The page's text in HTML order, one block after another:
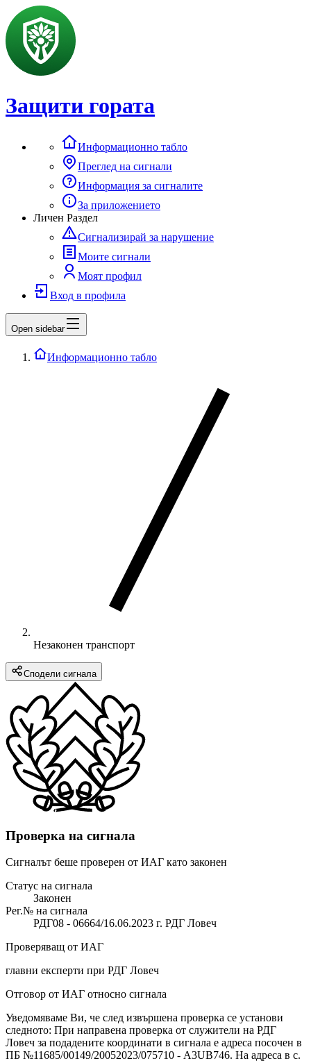
Защити гората
Информационно табло
Преглед на сигнали
Информация за сигналите
За приложението
Личен Раздел
Сигнализирай за нарушение
Моите сигнали
Моят профил
Вход в профила
Open sidebar
Информационно табло
Незаконен транспорт
Сподели сигнала
Проверка на сигнала
Сигналът беше проверен от ИАГ като законен
Статус на сигнала
Законен
Рег.№ на сигнала
РДГ08 - 06664/16.06.2023 г. РДГ Ловеч
Проверяващ от ИАГ
главни експерти при РДГ Ловеч
Отговор от ИАГ относно сигнала
Уведомяваме Ви, че след извършена проверка се установи
следното: При направена проверка от служители на РДГ
Ловеч за подадените координати в сигнала е адреса посочен в
ПБ №11685/00149/20052023/075710 - A3UB746. На адреса в с.